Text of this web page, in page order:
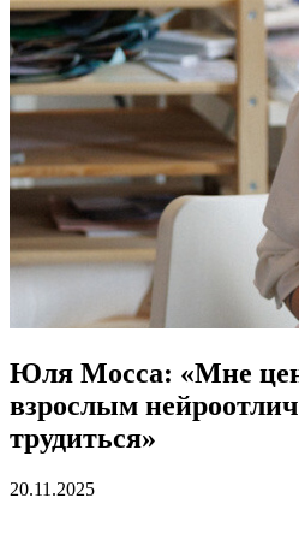
Юля Мосса: «Мне
взрослым
трудиться»
20.11.2025